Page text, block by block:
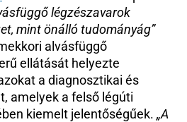
légzészavarok
ellátása, alvássebészet, mint önálló tudományág”
alvásfüggő
ellátását helyezte
a diagnosztikai és
amelyek a felső légúti
kiemelt jelentőségűek. „A